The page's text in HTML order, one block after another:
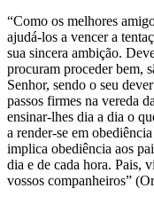
“Como os melhores
ajudá-los a vencer a
sua sincera ambição.
procuram proceder bem,
Senhor, sendo o seu
passos firmes na vereda
ensinar-lhes dia a dia o
a render-se em
implica obediência aos
dia e de cada hora. Pais,
vossos companheiros”